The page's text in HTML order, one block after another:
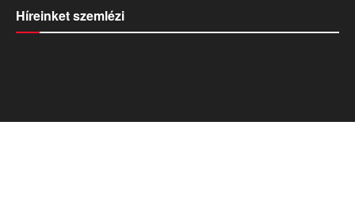
Híreinket szemlézi